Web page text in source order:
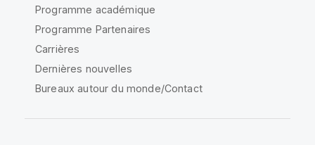
Programme académique
Programme Partenaires
Carrières
Dernières nouvelles
Bureaux autour du monde/Contact